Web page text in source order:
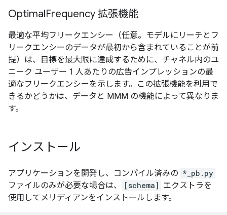
OptimalFrequency 拡張機能
最適な平均フリークエンシー（任意。モデルにリーチとフ
リークエンシーのデータが最初から含まれていることが前
提）は、目標を最大限に達成するために、チャネル内のユ
ニーク ユーザー 1 人あたりの広告インプレッションの最
適なフリークエンシーを示します。この拡張機能を利用で
きるかどうかは、データと MMM の機能によって異なりま
す。
インストール
アプリケーションを開発し、コンパイル済みの *_pb.py
ファイルのみが必要な場合は、
[schema] エクストラを
使用してメリディアンをインストールします。